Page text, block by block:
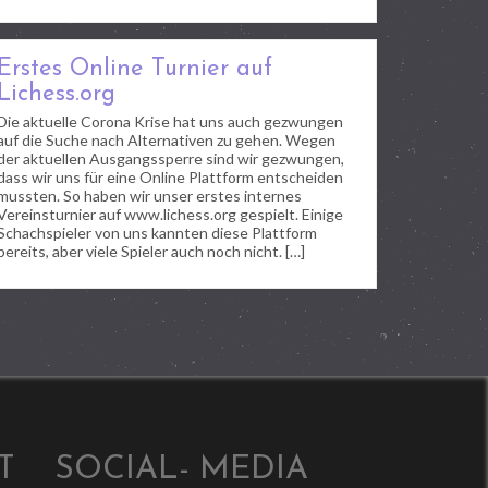
Erstes Online Turnier auf
Lichess.org
aktuelle Corona Krise hat uns auch gezwungen
die Suche nach Alternativen zu gehen. Wegen
aktuellen Ausgangssperre sind wir gezwungen,
wir uns für eine Online Plattform entscheiden
So haben wir unser erstes internes
auf www.lichess.org gespielt. Einige
von uns kannten diese Plattform
aber viele Spieler auch noch nicht. […]
SOCIAL- MEDIA